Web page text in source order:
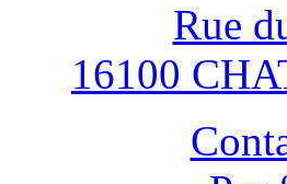
Rue
16100